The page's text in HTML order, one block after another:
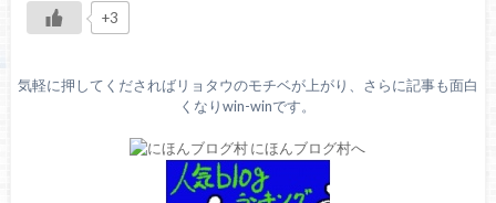
+3
気軽に押してくださればリョタウのモチベが上がり、さらに記事も面白
くなりwin-winです。